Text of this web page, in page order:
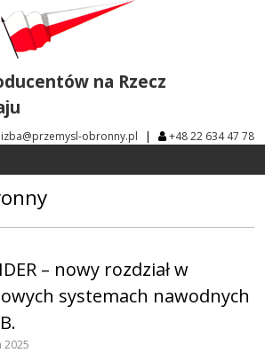
na Rzecz
izba@przemysl-obronny.pl | +48 22 634 47 78
– nowy rozdział w
systemach nawodnych
2025